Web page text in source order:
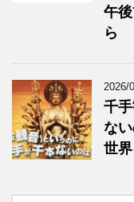
午
ら
2026/
千
な
世